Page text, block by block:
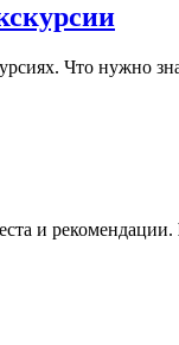
Что нужно
и рекомендации.